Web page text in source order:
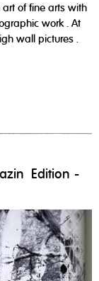
art of fine arts with
work . At
wall pictures .
Edition -